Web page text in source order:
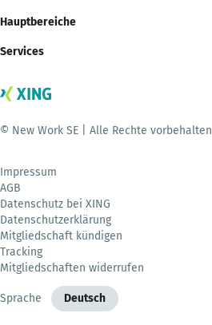
Hauptbereiche
Services
© New Work SE | Alle Rechte vorbehalten
Impressum
AGB
Datenschutz bei XING
Datenschutzerklärung
Mitgliedschaft kündigen
Tracking
Mitgliedschaften widerrufen
Sprache Deutsch